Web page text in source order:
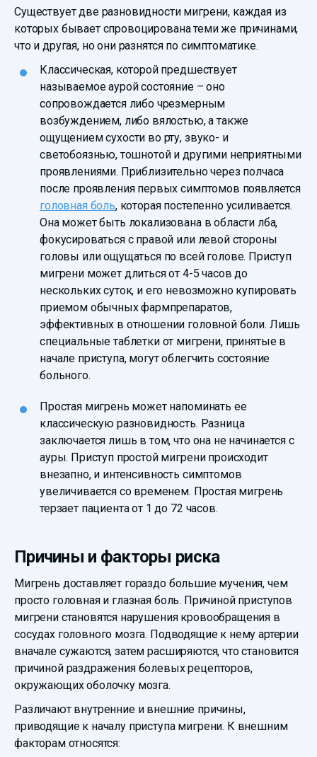
Существует две разновидности мигрени, каждая из
которых бывает спровоцирована теми же причинами,
что и другая, но они разнятся по симптоматике.
Классическая, которой предшествует
называемое аурой состояние – оно
сопровождается либо чрезмерным
возбуждением, либо вялостью, а также
ощущением сухости во рту, звуко- и
светобоязнью, тошнотой и другими неприятными
проявлениями. Приблизительно через полчаса
после проявления первых симптомов появляется
головная боль, которая постепенно усиливается.
Она может быть локализована в области лба,
фокусироваться с правой или левой стороны
головы или ощущаться по всей голове. Приступ
мигрени может длиться от 4-5 часов до
нескольких суток, и его невозможно купировать
приемом обычных фармпрепаратов,
эффективных в отношении головной боли. Лишь
специальные таблетки от мигрени, принятые в
начале приступа, могут облегчить состояние
больного.
Простая мигрень может напоминать ее
классическую разновидность. Разница
заключается лишь в том, что она не начинается с
ауры. Приступ простой мигрени происходит
внезапно, и интенсивность симптомов
увеличивается со временем. Простая мигрень
терзает пациента от 1 до 72 часов.
Причины и факторы риска
Мигрень доставляет гораздо большие мучения, чем
просто головная и глазная боль. Причиной приступов
мигрени становятся нарушения кровообращения в
сосудах головного мозга. Подводящие к нему артерии
вначале сужаются, затем расширяются, что становится
причиной раздражения болевых рецепторов,
окружающих оболочку мозга.
Различают внутренние и внешние причины,
приводящие к началу приступа мигрени. К внешним
факторам относятся: